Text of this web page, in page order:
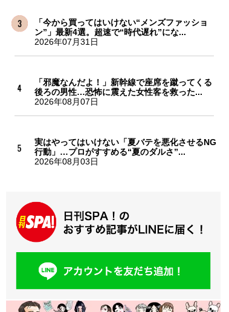
「今から買ってはいけない“メンズファッショ
ン”」最新4選。超速で“時代遅れ”にな...
2026年07月31日
「邪魔なんだよ！」新幹線で座席を蹴ってくる
後ろの男性…恐怖に震えた女性客を救った...
2026年08月07日
実はやってはいけない「夏バテを悪化させるNG
行動」…プロがすすめる“夏のダルさ”...
2026年08月03日